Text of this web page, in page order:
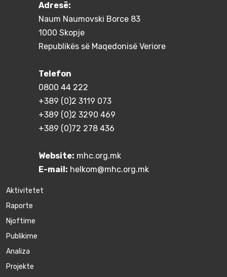
Adresë:
Naum Naumovski Borce 83
1000 Skopje
Republikës së Maqedonisë Veriore
Telefon
0800 44 222
+389 (0)2 3119 073
+389 (0)2 3290 469
+389 (0)72 278 436
Website: mhc.org.mk
E-mail: helkom@mhc.org.mk
Aktivitetet
Raporte
Njoftime
Publikime
Аnaliza
Projekte